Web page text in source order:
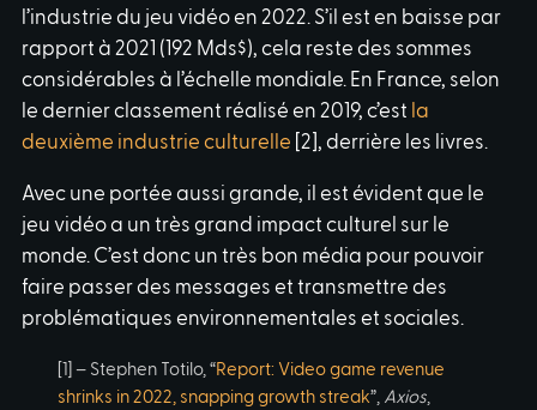
l’industrie du jeu vidéo en 2022. S’il est en baisse par
rapport à 2021 (192 Mds$), cela reste des sommes
considérables à l’échelle mondiale. En France, selon
le dernier classement réalisé en 2019, c’est la
deuxième industrie culturelle [2], derrière les livres.
Avec une portée aussi grande, il est évident que le
jeu vidéo a un très grand impact culturel sur le
monde. C’est donc un très bon média pour pouvoir
faire passer des messages et transmettre des
problématiques environnementales et sociales.
[1] – Stephen Totilo, “Report: Video game revenue
shrinks in 2022, snapping growth streak”, Axios